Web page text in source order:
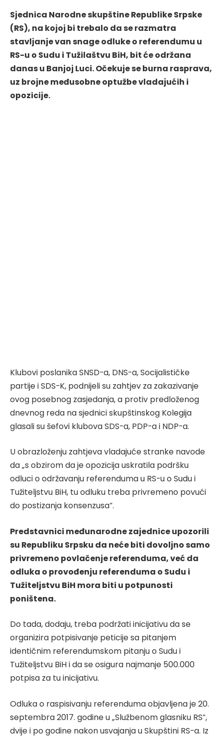
Sjednica Narodne skupštine Republike Srpske
(RS), na kojoj bi trebalo da se razmatra
stavljanje van snage odluke o referendumu u
RS-u o Sudu i Tužilaštvu BiH, bit će održana
danas u Banjoj Luci. Očekuje se burna rasprava,
uz brojne međusobne optužbe vladajućih i
opozicije.
Klubovi poslanika SNSD-a, DNS-a, Socijalističke
partije i SDS-K, podnijeli su zahtjev za zakazivanje
ovog posebnog zasjedanja, a protiv predloženog
dnevnog reda na sjednici skupštinskog Kolegija
glasali su šefovi klubova SDS-a, PDP-a i NDP-a.
U obrazloženju zahtjeva vladajuće stranke navode
da „s obzirom da je opozicija uskratila podršku
odluci o održavanju referenduma u RS-u o Sudu i
Tužiteljstvu BiH, tu odluku treba privremeno povući
do postizanja konsenzusa“.
Predstavnici međunarodne zajednice upozorili
su Republiku Srpsku da neće biti dovoljno samo
privremeno povlačenje referenduma, već da
odluka o provođenju referenduma o Sudu i
Tužiteljstvu BiH mora biti u potpunosti
poništena.
Do tada, dodaju, treba podržati inicijativu da se
organizira potpisivanje peticije sa pitanjem
identičnim referendumskom pitanju o Sudu i
Tužiteljstvu BiH i da se osigura najmanje 500.000
potpisa za tu inicijativu.
Odluka o raspisivanju referenduma objavljena je 20.
septembra 2017. godine u „Službenom glasniku RS“,
dvije i po godine nakon usvajanja u Skupštini RS-a. Iz